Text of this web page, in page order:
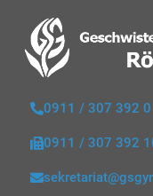
0911 / 307 392 0
0911 / 307 392